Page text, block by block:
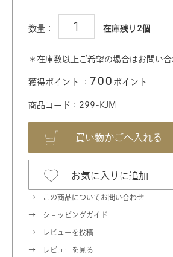
数量： 在庫残り2個
＊在庫数以上ご希望の場合はお問い
獲得ポイント ： 700 ポイント
商品コード：299-KJM
お気に入りに追加
この商品についてお問い合わせ
ショッピングガイド
レビューを投稿
レビューを見る